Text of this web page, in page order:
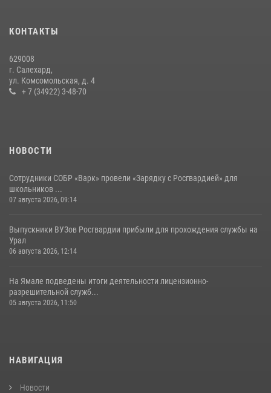
14 июля 2026, 06:53
КОНТАКТЫ
629008
г. Салехард,
ул. Комсомольская, д. 4
+ 7 (34922) 3-48-70
НОВОСТИ
Сотрудники СОБР «Варк» провели «Зарядку с Росгвардией» для
школьников ...
07 августа 2026, 09:14
Выпускники ВУЗов Росгвардии прибыли для прохождения службы на
Урал
06 августа 2026, 12:14
На Ямале подведены итоги деятельности лицензионно-
разрешительной служб...
05 августа 2026, 11:50
НАВИГАЦИЯ
Новости